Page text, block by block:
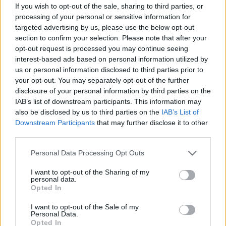
If you wish to opt-out of the sale, sharing to third parties, or
processing of your personal or sensitive information for
targeted advertising by us, please use the below opt-out
section to confirm your selection. Please note that after your
opt-out request is processed you may continue seeing
interest-based ads based on personal information utilized by
us or personal information disclosed to third parties prior to
your opt-out. You may separately opt-out of the further
disclosure of your personal information by third parties on the
IAB’s list of downstream participants. This information may
also be disclosed by us to third parties on the IAB’s List of
Downstream Participants that may further disclose it to other
Please note that this website/app uses one or more Google
not limited to your visit or usage behaviour. You may click to
grant or deny consent to Google and its third-party tags to
use your data for below specified purposes in below Google
consent section.
Personal Data Processing Opt Outs
I want to opt-out of the Sharing of my
personal data.
Opted In
I want to opt-out of the Sale of my
Personal Data.
Opted In
második helyével ismét vezeti a tabellát. Losonczy Levente a
részletek
frissebb anyagok korábbi anyagok